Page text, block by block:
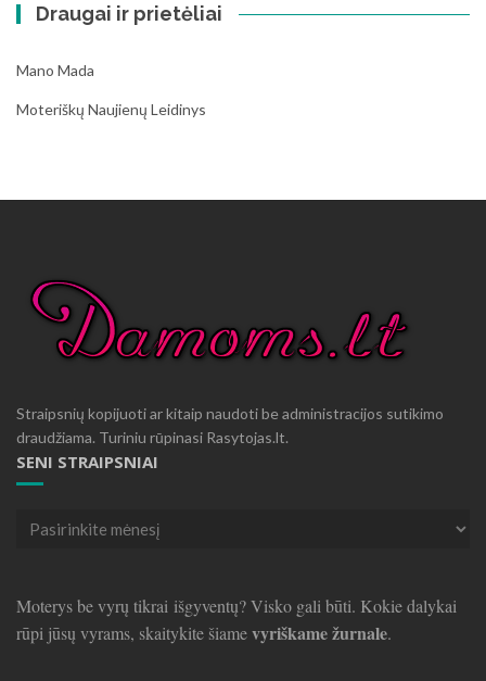
Draugai ir prietėliai
Mano Mada
Moteriškų Naujienų Leidinys
Straipsnių kopijuoti ar kitaip naudoti be administracijos sutikimo
draudžiama. Turiniu rūpinasi Rasytojas.lt.
SENI STRAIPSNIAI
Seni
Moterys be vyrų tikrai išgyventų? Visko gali būti. Kokie dalykai
rūpi jūsų vyrams, skaitykite šiamevyriškame žurnale.